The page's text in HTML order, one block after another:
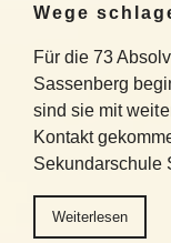
Wege
Für die 73
Sassenberg
sind sie mit
Kontakt
Sekundarschule
Weiterlesen